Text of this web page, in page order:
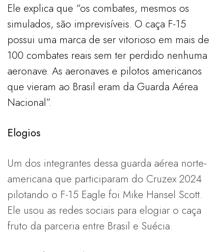
Ele explica que “os combates, mesmos os
simulados, são imprevisíveis. O caça F-15
possui uma marca de ser vitorioso em mais de
100 combates reais sem ter perdido nenhuma
aeronave. As aeronaves e pilotos americanos
que vieram ao Brasil eram da Guarda Aérea
Nacional”.
Elogios
Um dos integrantes dessa guarda aérea norte-
americana que participaram do Cruzex 2024
pilotando o F-15 Eagle foi Mike Hansel Scott.
Ele usou as redes sociais para elogiar o caça
fruto da parceria entre Brasil e Suécia.